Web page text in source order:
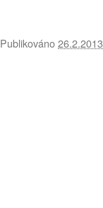
Publikováno26.2.2013